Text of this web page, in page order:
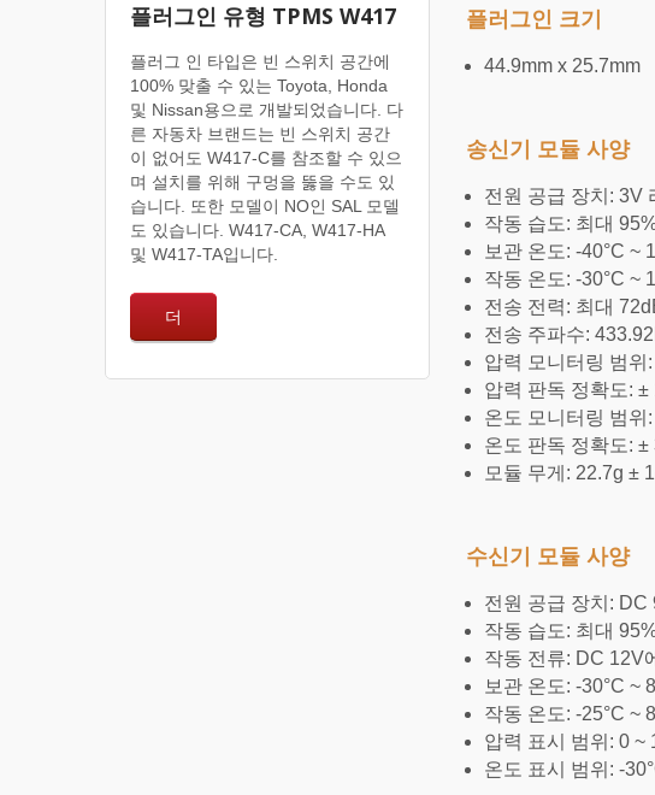
플러그인 유형 TPMS W417
플러그 인 타입은 빈 스위치 공간에
100% 맞출 수 있는 Toyota, Honda
및 Nissan용으로 개발되었습니다. 다
른 자동차 브랜드는 빈 스위치 공간
이 없어도 W417-C를 참조할 수 있으
며 설치를 위해 구멍을 뚫을 수도 있
습니다. 또한 모델이 NO인 SAL 모델
도 있습니다. W417-CA, W417-HA
및 W417-TA입니다.
더
플러그인 크기
44.9mm x 25.7mm
송신기 모듈 사양
전원 공급 장치: 3V
작동 습도: 최대
보관 온도: -40°C ~
작동 온도: -30°C ~
전송 전력: 최대
전송 주파수:
압력 모니터링 범위
압력 판독 정확도:
온도 모니터링 범위:
온도 판독 정확도: ±
모듈 무게: 22.7g ±
수신기 모듈 사양
전원 공급 장치: DC
작동 습도: 최대
작동 전류: DC 12V
보관 온도: -30°C ~
작동 온도: -25°C ~
압력 표시 범위: 0 ~
온도 표시 범위: -